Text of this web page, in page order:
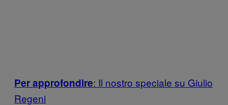
Per approfondire: Il nostro speciale su Giulio
Regeni